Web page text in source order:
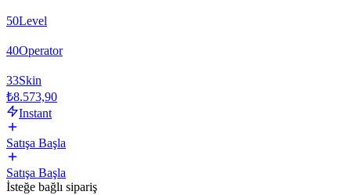
50Level
40Operator
33Skin
₺8.573,90
Instant
Satışa Başla
Satışa Başla
İsteğe bağlı sipariş